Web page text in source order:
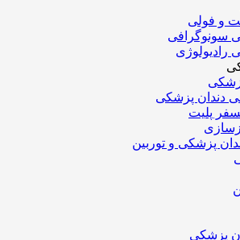
و فولی
سونوگرافی
رادیولوژی
دندان پزشکی
پلیت
پزشکی و توربین
پزشکی